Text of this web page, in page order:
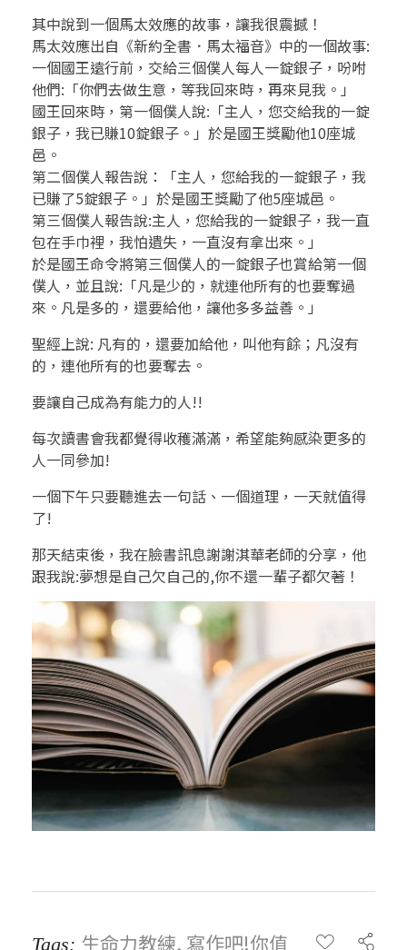
其中說到一個馬太效應的故事，讓我很震撼！
馬太效應出自《新約全書．馬太福音》中的一個故事:
一個國王遠行前，交給三個僕人每人一錠銀子，吩咐
他們:「你們去做生意，等我回來時，再來見我。」
國王回來時，第一個僕人說:「主人，您交給我的一錠
銀子，我已賺10錠銀子。」於是國王獎勵他10座城
邑。
第二個僕人報告說：「主人，您給我的一錠銀子，我
已賺了5錠銀子。」於是國王獎勵了他5座城邑。
第三個僕人報告說:主人，您給我的一錠銀子，我一直
包在手巾裡，我怕遺失，一直沒有拿出來。」
於是國王命令將第三個僕人的一錠銀子也賞給第一個
僕人，並且說:「凡是少的，就連他所有的也要奪過
來。凡是多的，還要給他，讓他多多益善。」
聖經上說: 凡有的，還要加給他，叫他有餘；凡沒有
的，連他所有的也要奪去。
要讓自己成為有能力的人!!
每次讀書會我都覺得收穫滿滿，希望能夠感染更多的
人一同參加!
一個下午只要聽進去一句話、一個道理，一天就值得
了!
那天結束後，我在臉書訊息謝謝淇華老師的分享，他
跟我說:夢想是自己欠自己的,你不還一輩子都欠著！
Tags: 生命力教練, 寫作吧!你值